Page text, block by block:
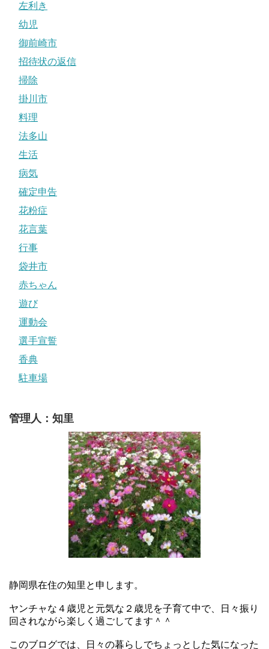
左利き
幼児
御前崎市
招待状の返信
掃除
掛川市
料理
法多山
生活
病気
確定申告
花粉症
花言葉
行事
袋井市
赤ちゃん
遊び
運動会
選手宣誓
香典
駐車場
管理人：知里
静岡県在住の知里と申します。
ヤンチャな４歳児と元気な２歳児を子育て中で、日々振り
回されながら楽しく過ごしてます＾＾
このブログでは、日々の暮らしでちょっとした気になった